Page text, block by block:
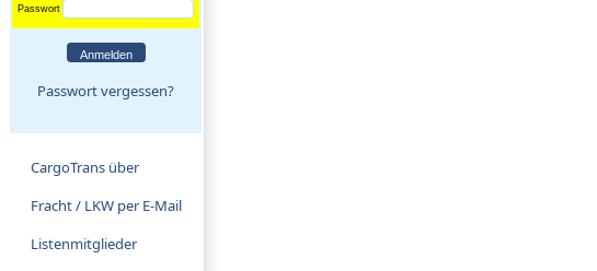
Passwort
Passwort vergessen?
CargoTrans über
Fracht / LKW per E-Mail
Listenmitglieder